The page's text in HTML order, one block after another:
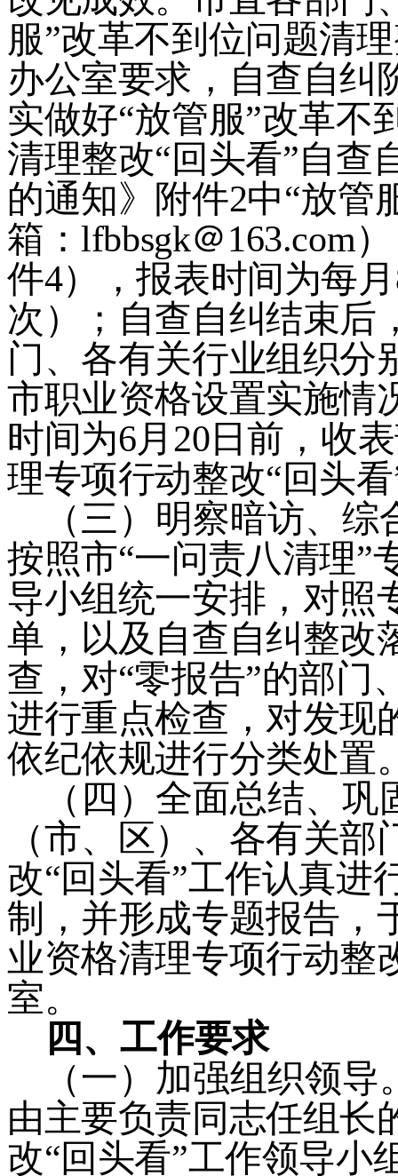
服”改革不到位问题清
办公室要求，自查自纠
实做好“放管服”改革不
清理整改“回头看”自查
的通知》附件2中“放管
箱：lfbbsgk＠163.com
件4），报表时间为每月
次）；自查自纠结束后
门、各有关行业组织分
市职业资格设置实施情
时间为6月 20日前，收
理专项行动整改“回头看
（三） 明察暗访、综
按照市“一问责八清理”
导小组统一安排，对照
单，以及自查自纠整改
查，对“零报告”的部门
进行重点检查，对发现
依纪依规进行分类处置
（四） 全面总结、巩
（市、区）、各有关
改“回头看”工作认真进
制，并形成专题报告，
业资格清理专项行动整
室。
四、 工作要求
（一） 加强组织领导
由主要负责同志任组长
改“回头看”工作领导小